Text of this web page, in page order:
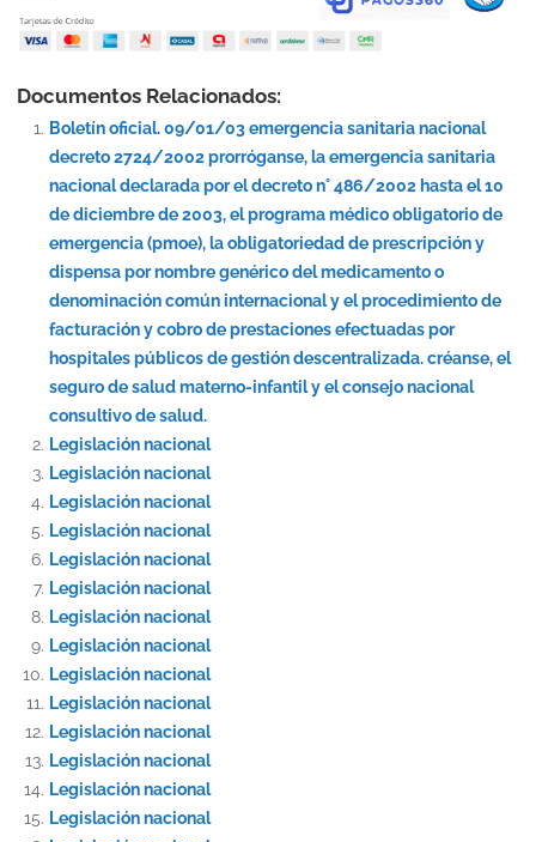
Documentos Relacionados:
Boletín oficial. 09/01/03 emergencia sanitaria nacional
decreto 2724/2002 prorróganse, la emergencia sanitaria
nacional declarada por el decreto n° 486/2002 hasta el 10
de diciembre de 2003, el programa médico obligatorio de
emergencia (pmoe), la obligatoriedad de prescripción y
dispensa por nombre genérico del medicamento o
denominación común internacional y el procedimiento de
facturación y cobro de prestaciones efectuadas por
hospitales públicos de gestión descentralizada. créanse, el
seguro de salud materno-infantil y el consejo nacional
consultivo de salud.
Legislación nacional
Legislación nacional
Legislación nacional
Legislación nacional
Legislación nacional
Legislación nacional
Legislación nacional
Legislación nacional
Legislación nacional
Legislación nacional
Legislación nacional
Legislación nacional
Legislación nacional
Legislación nacional